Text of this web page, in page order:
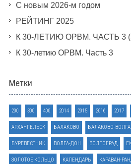
С новым 2026-м годом
РЕЙТИНГ 2025
К 30-ЛЕТИЮ ОРВМ. ЧАСТЬ 3
К 30-летию ОРВМ. Часть 3
Метки
200 300 400 2014 2015 2016 2017
АРХАНГЕЛЬСК БАЛАКОВО БАЛАКОВО-ВОЛГА
БУРЕВЕСТНИК ВОЛГА-ДОН ВОЛГОГРАД
ЗОЛОТОЕ КОЛЬЦО КАЛЕНДАРЬ КАРАВАН-